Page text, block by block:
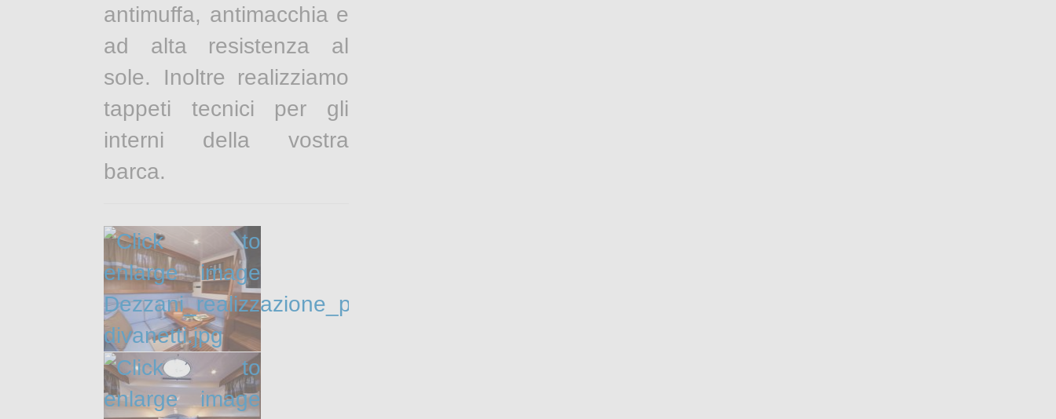
antimuffa, antimacchia e
ad alta resistenza al
sole. Inoltre realizziamo
tappeti tecnici per gli
interni della vostra
barca.